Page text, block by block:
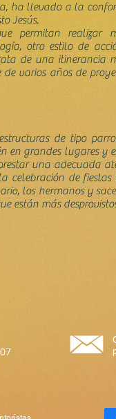
ha llevado a la
Jesús.
permitan realizar
otro estilo de
de una itinerancia
varios años de
de tipo
en grandes lugares y
una adecuada
celebración de
los hermanos y
están más